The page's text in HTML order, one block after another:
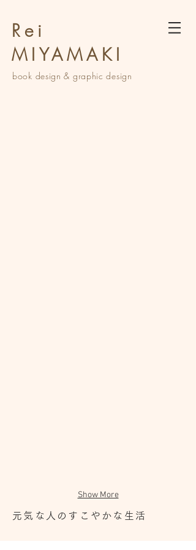
Rei
MIYAMAKI
book design & graphic design
Show More
元気な人のすこやかな生活